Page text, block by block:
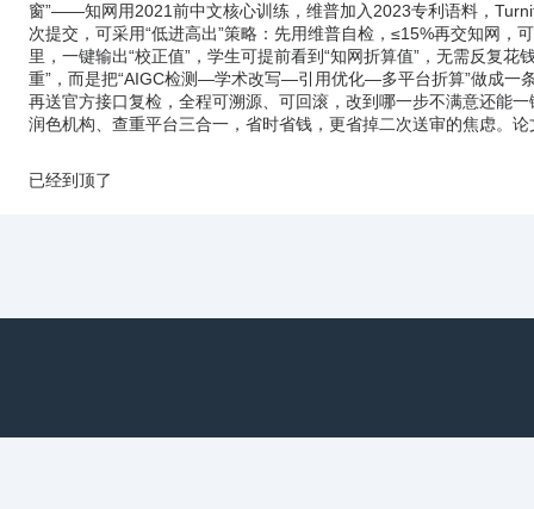
窗”——知网用2021前中文核心训练，维普加入2023专利语料，
次提交，可采用“低进高出”策略：先用维普自检，≤15%再交知网，
里，一键输出“校正值”，学生可提前看到“知网折算值”，无需反复
重”，而是把“AIGC检测—学术改写—引用优化—多平台折算”做成
再送官方接口复检，全程可溯源、可回滚，改到哪一步不满意还能
润色机构、查重平台三合一，省时省钱，更省掉二次送审的焦虑。
已经到顶了